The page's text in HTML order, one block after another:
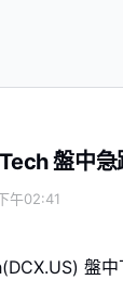
盤中急
午02:41
盤中